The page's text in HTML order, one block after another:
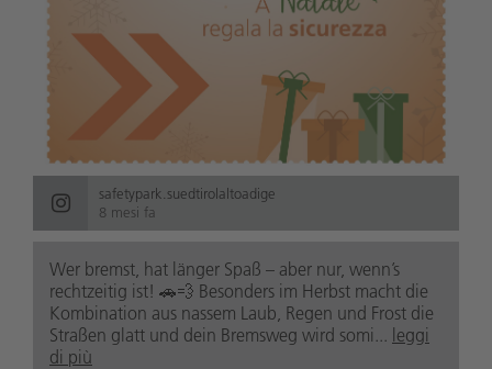
safetypark.suedtirolaltoadige
8 mesi fa
Wer bremst, hat länger Spaß – aber nur, wenn’s
rechtzeitig ist! 🚗💨 Besonders im Herbst macht die
Kombination aus nassem Laub, Regen und Frost die
Straßen glatt und dein Bremsweg wird somi... leggi
di più